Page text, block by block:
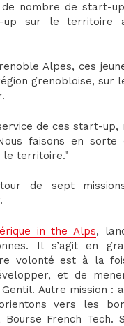
nombre de start-
up sur le
Alpes, ces
grenobloise, sur
de ces start-
faisons en sorte
le territoire."
de sept
in the Alps,
Il s’agit en
volonté est à la
et de
Autre mission :
vers les
French Tech.